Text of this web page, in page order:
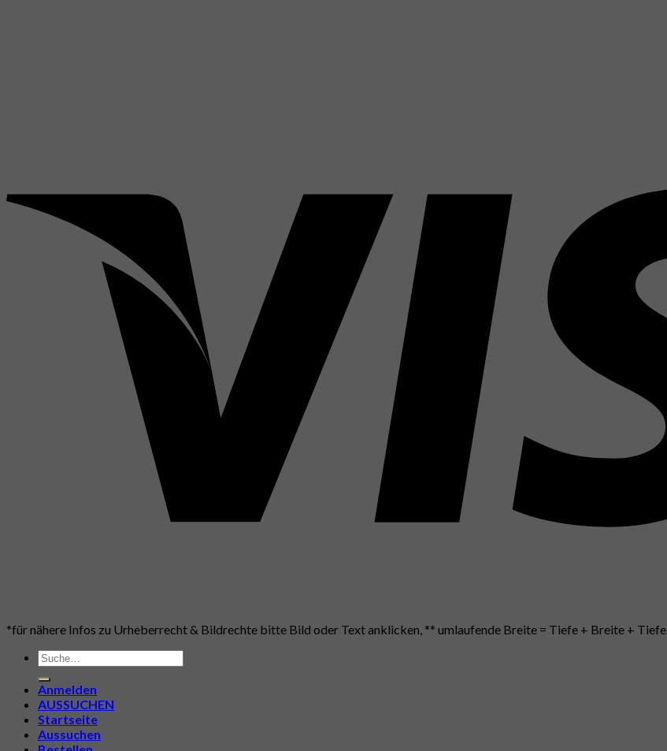
*für nähere Infos zu Urheberrecht & Bildrechte bitte Bild oder Text anklicken, ** umlaufende Breite = Tiefe + Breite + Tiefe
Suche
nach:
Anmelden
AUSSUCHEN
Startseite
Aussuchen